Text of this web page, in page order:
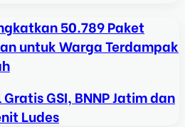
50.789 Paket
untuk Warga Terdampak
GSI, BNNP Jatim dan
Ludes